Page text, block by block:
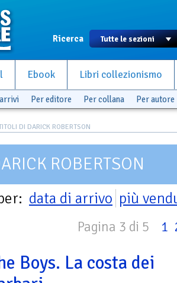
Ricerca
Ebook Libri collezionismo
Per editore Per collana Per autore
DI DARICK ROBERTSON
ROBERTSON
data di arrivo più
Pagina 3 di 5 1
Boys. La costa dei